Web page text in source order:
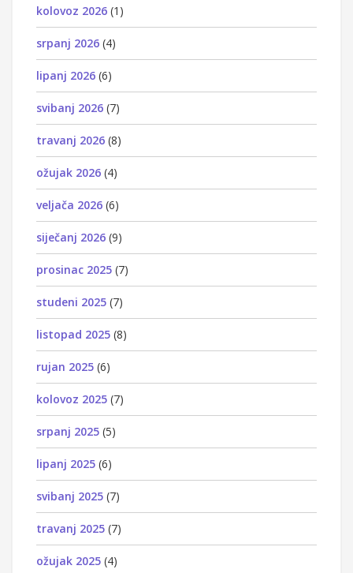
kolovoz 2026 (1)
srpanj 2026 (4)
lipanj 2026 (6)
svibanj 2026 (7)
travanj 2026 (8)
ožujak 2026 (4)
veljača 2026 (6)
siječanj 2026 (9)
prosinac 2025 (7)
studeni 2025 (7)
listopad 2025 (8)
rujan 2025 (6)
kolovoz 2025 (7)
srpanj 2025 (5)
lipanj 2025 (6)
svibanj 2025 (7)
travanj 2025 (7)
ožujak 2025 (4)